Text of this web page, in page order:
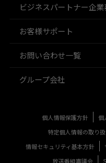
ビジネスパートナー企
お客様サポート
お問い合わせ一覧
グループ会社
個人情報保護方針
個
特定個人情報の取り
情報セキュリティ基本方針
放送番組審議会